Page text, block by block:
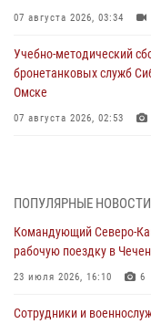
07 августа 2026, 03:34
Учебно-методический
бронетанковых служб
Омске
07 августа 2026, 02:53
В Нижнем Новгороде
семинар по вопросам
06 августа 2026, 14:47
ПОПУЛЯРНЫЕ НОВОСТИ
Командующий Северо-
рабочую поездку в
23 июля 2026, 16:10 6
Сотрудники и